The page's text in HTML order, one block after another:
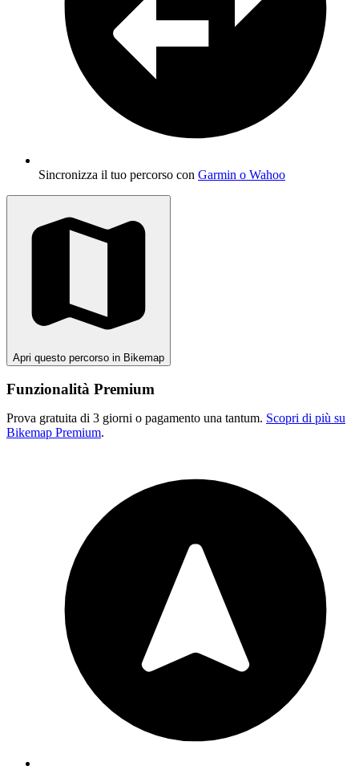
Sincronizza il tuo percorso con Garmin o Wahoo
Apri questo percorso in Bikemap
Funzionalità Premium
Prova gratuita di 3 giorni o pagamento una tantum. Scopri di più su
Bikemap Premium.